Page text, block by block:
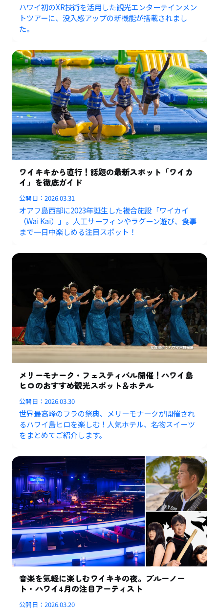
ハワイ初のXR技術を活用した観光エンターテインメン
トツアーに、没入感アップの新機能が搭載されまし
た。
ワイキキから直行！話題の最新スポット「ワイカ
イ」を徹底ガイド
公開日：2026.03.31
オアフ島西部に2023年誕生した複合施設「ワイカイ
（Wai Kai）」。人工サーフィンやラグーン遊び、食事
まで一日中楽しめる注目スポット！
メリーモナーク・フェスティバル開催！ハワイ島
ヒロのおすすめ観光スポット＆ホテル
公開日：2026.03.30
世界最高峰のフラの祭典、メリーモナークが開催され
るハワイ島ヒロを楽しむ！人気ホテル、名物スイーツ
をまとめてご紹介します。
音楽を気軽に楽しむワイキキの夜。ブルーノー
ト・ハワイ4月の注目アーティスト
公開日：2026.03.20